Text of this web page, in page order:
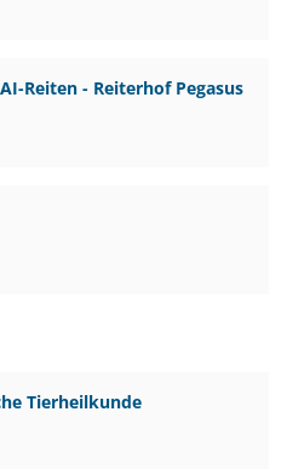
Reiten - Reiterhof Pegasus
Tierheilkunde